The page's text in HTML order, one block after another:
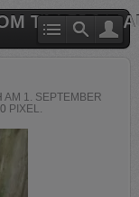
TIERARZT
AM 1. SEPTEMBER
PIXEL.